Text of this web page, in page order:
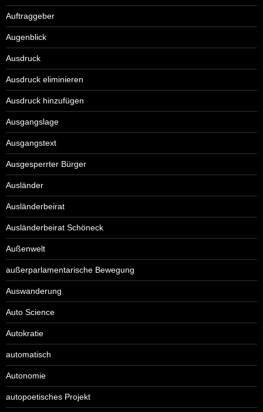
Auftraggeber
Augenblick
Ausdruck
Ausdruck eliminieren
Ausdruck hinzufügen
Ausgangslage
Ausgangstext
Ausgesperrter Bürger
Ausländer
Ausländerbeirat
Ausländerbeirat Schöneck
Außenwelt
außerparlamentarische Bewegung
Auswanderung
Auto Science
Autokratie
automatisch
Autonomie
autopoetisches Projekt